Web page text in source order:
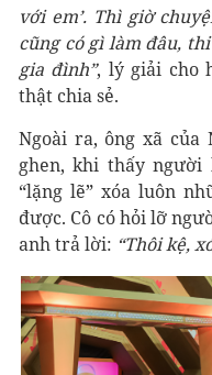
với em’. Thì giờ
cũng có gì làm đâu,
gia đình”, lý giải cho
thật chia sẻ.
Ngoài ra, ông xã của
ghen, khi thấy
“lặng lẽ” xóa luôn
được. Cô có hỏi lỡ
anh trả lời: “Thôi kệ,